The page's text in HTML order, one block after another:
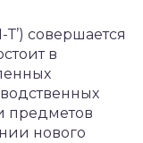
совершается
в
предметов
нового